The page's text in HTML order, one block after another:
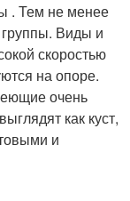
. Тем не менее
группы. Виды и
скоростью
на опоре.
очень
как куст,
и